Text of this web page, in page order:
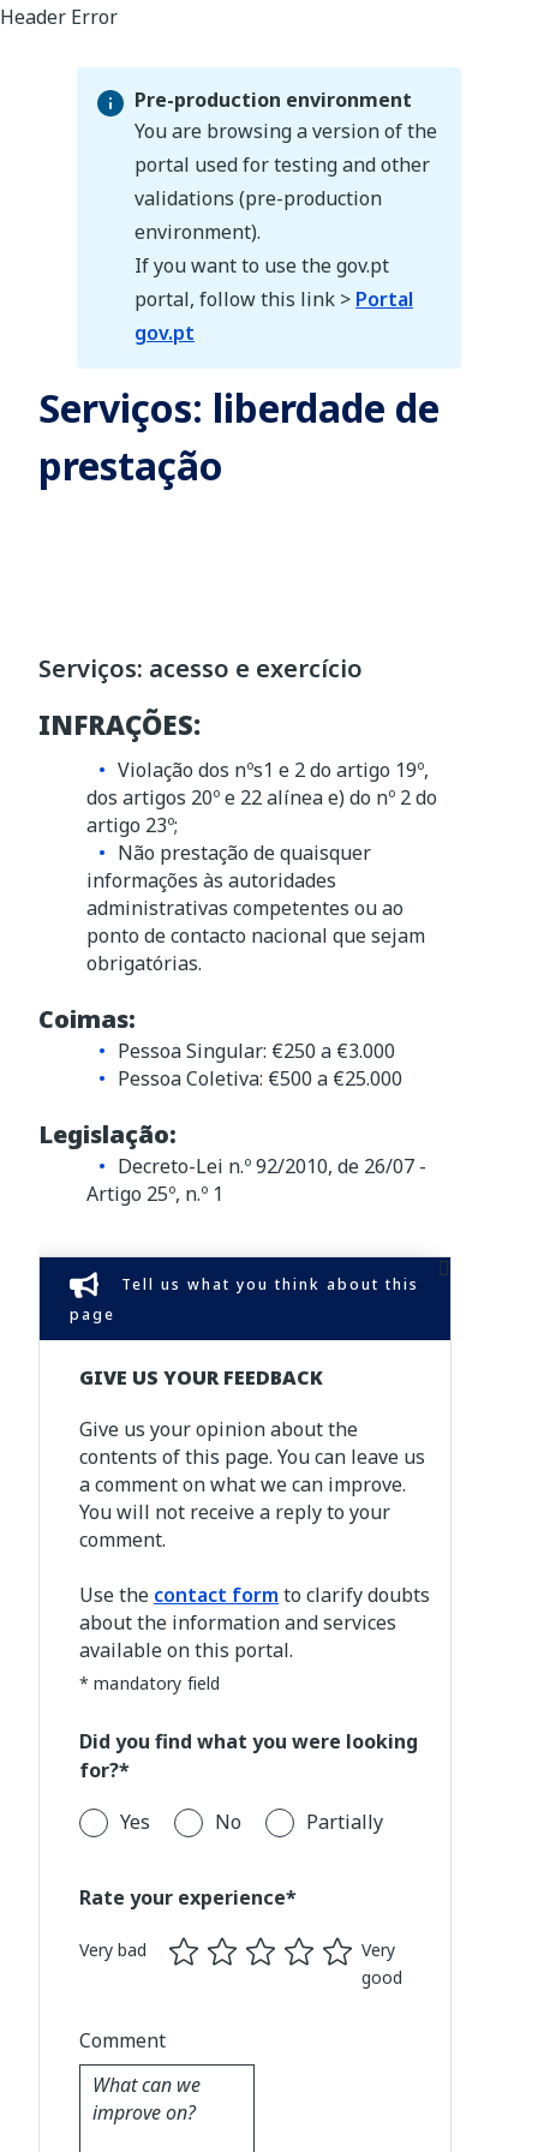
Pre-production environment
Pre-production environment
You are browsing a version of the
portal used for testing and other
validations (pre-production
environment).
If you want to use the gov.pt
portal, follow this link > Portal
gov.pt
Serviços: liberdade de
prestação
Serviços: acesso e exercício
INFRAÇÕES:
Violação dos nºs1 e 2 do artigo 19º,
dos artigos 20º e 22 alínea e) do nº 2 do
artigo 23º;
Não prestação de quaisquer
informações às autoridades
administrativas competentes ou ao
ponto de contacto nacional que sejam
obrigatórias.
Coimas:
Pessoa Singular: €250 a €3.000
Pessoa Coletiva: €500 a €25.000
Legislação:
Decreto-Lei n.º 92/2010, de 26/07 -
Artigo 25º, n.º 1
Tell us what you think about this
page
GIVE US YOUR FEEDBACK
Give us your opinion about the
contents of this page. You can leave us
a comment on what we can improve.
You will not receive a reply to your
comment.
Use the contact form to clarify doubts
about the information and services
available on this portal.
* mandatory field
Did you find what you were looking
for?*
Yes
No Partially
Rate your experience*
Very bad
Very
good
Comment